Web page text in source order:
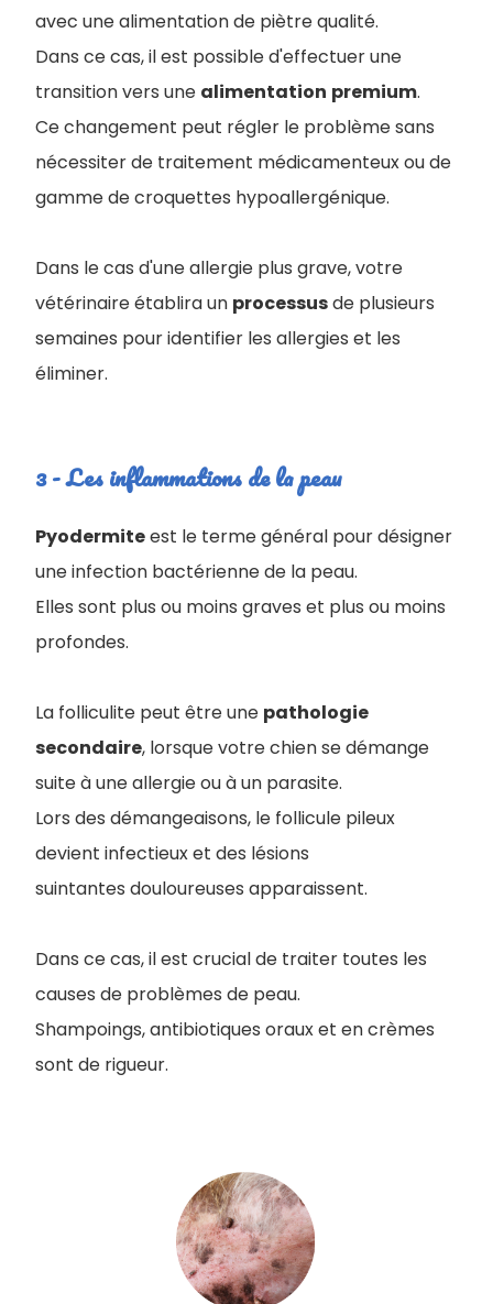
avec une alimentation de piètre qualité.
Dans ce cas, il est possible d'effectuer une
transition vers une alimentation premium.
Ce changement peut régler le problème sans
nécessiter de traitement médicamenteux ou de
gamme de croquettes hypoallergénique.
Dans le cas d'une allergie plus grave, votre
vétérinaire établira un processusde plusieurs
semaines pour identifier les allergies et les
éliminer.
3 - Les inflammations de la peau
Pyodermiteest le terme général pour désigner
une infection bactérienne de la peau.
Elles sont plus ou moins graves et plus ou moins
profondes.
La folliculite peut être une pathologie
secondaire, lorsque votre chien se démange
suite à une allergie ou à un parasite.
Lors des démangeaisons, le follicule pileux
devient infectieux et des lésions
suintantes douloureuses apparaissent.
Dans ce cas, il est crucial de traiter toutes les
causes de problèmes de peau.
Shampoings, antibiotiques oraux et en crèmes
sont de rigueur.